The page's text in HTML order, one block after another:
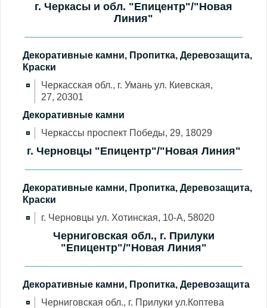
г. Черкасы и обл. "Епицентр"/"Новая
Линия"
Декоративные камни, Пропитка, Деревозащита,
Краски
Черкасская обл., г. Умань ул. Киевская,
27, 20301
Декоративные камни
Черкассы проспект Победы, 29, 18029
г. Черновцы "Епицентр"/"Новая Линия"
Декоративные камни, Пропитка, Деревозащита,
Краски
г. Черновцы ул. Хотинская, 10-А, 58020
Черниговская обл., г. Прилуки
"Епицентр"/"Новая Линия"
Декоративные камни, Пропитка, Деревозащита
Черниговская обл., г. Прилуки ул.Коптева